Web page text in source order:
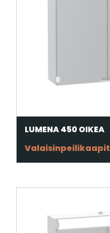
LUMENA 450 OIKEA
Valaisinpeilikaapit